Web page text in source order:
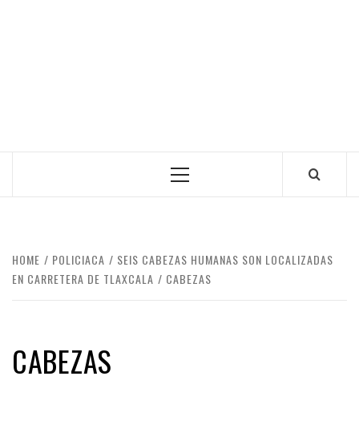
Primary
HOME POLICIACA
SEIS CABEZAS HUMANAS SON LOCALIZADAS
EN CARRETERA DE TLAXCALA
CABEZAS
CABEZAS